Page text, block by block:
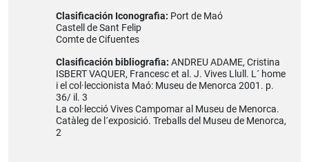
Clasificación Iconografia: Port de Maó
Castell de Sant Felip
Comte de Cifuentes
Clasificación bibliografia: ANDREU ADAME, Cristina
ISBERT VAQUER, Francesc et al. J. Vives Llull. L´ home
i el col·leccionista Maó: Museu de Menorca 2001. p.
36/ il. 3
La col·lecció Vives Campomar al Museu de Menorca.
Catàleg de l´exposició. Treballs del Museu de Menorca,
2